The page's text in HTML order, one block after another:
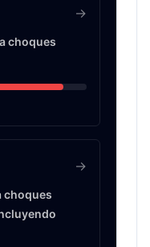
choques
->
choques
->